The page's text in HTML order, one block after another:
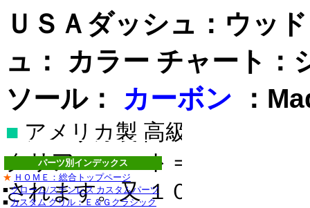
パーツ別インデックス
★ ＨＯＭＥ：総合トップページ
■クローム/ステンレス カスタムパーツ
■カスタム グリル：Ｅ＆Ｇクラシック
ＵＳＡダッシュ：ウッ
ュ： カラー チャート ：
ソール：
カーボン ：
■ アメリカ製 高級ドレスア
クリアー コート＝表面にキ
されます。又 １００％紫外